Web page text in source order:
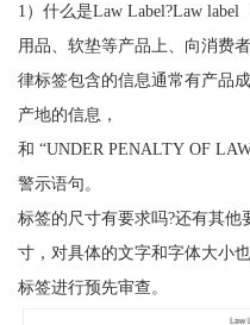
1）什么是Law Label?Law
用品、软垫等产品上、向消费
律标签包含的信息通常有产品
产地的信息，
和 “UNDER PENALTY OF
警示语句。
标签的尺寸有要求吗?还有其他
寸，对具体的文字和字体大小
标签进行预先审查。